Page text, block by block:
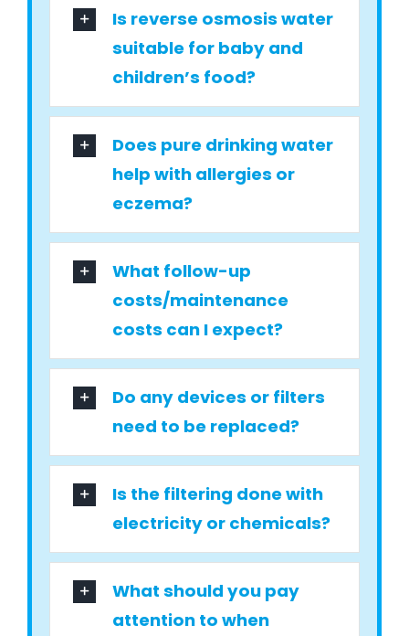
Is reverse osmosis water
suitable for baby and
children’s food?
Does pure drinking water
help with allergies or
eczema?
What follow-up
costs/maintenance
costs can I expect?
Do any devices or filters
need to be replaced?
Is the filtering done with
electricity or chemicals?
What should you pay
attention to when